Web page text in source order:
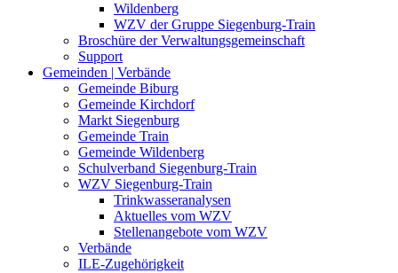
Wildenberg
WZV der Gruppe Siegenburg-Train
Broschüre der Verwaltungsgemeinschaft
Support
Gemeinden | Verbände
Gemeinde Biburg
Gemeinde Kirchdorf
Markt Siegenburg
Gemeinde Train
Gemeinde Wildenberg
Schulverband Siegenburg-Train
WZV Siegenburg-Train
Trinkwasseranalysen
Aktuelles vom WZV
Stellenangebote vom WZV
Verbände
ILE-Zugehörigkeit